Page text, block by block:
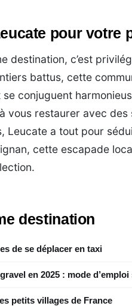
pour votre
destination, c’est
battus, cette
conjuguent
vous restaurer avec
Leucate a tout pour
cette escapade
destination
de se déplacer en taxi
en 2025 : mode
petits villages de France